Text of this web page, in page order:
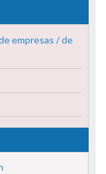
empresas / de